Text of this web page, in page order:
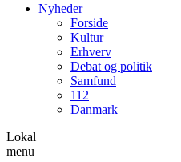
Nyheder
Forside
Kultur
Erhverv
Debat og politik
Samfund
112
Danmark
Lokal
menu